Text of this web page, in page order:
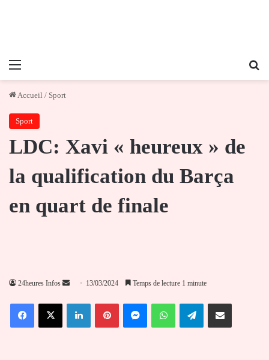
Menu
Accueil / Sport
Sport
LDC: Xavi « heureux » de
la qualification du Barça
en quart de finale
24heures Infos
Envoyer
courriel
13/03/2024 Temps de lecture 1 minute
FacebookX LinkedinPinterestMessengerWhatsAppTelegramPartager par email